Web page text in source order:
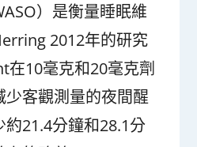
）是衡量睡眠維
2012年的研究
在10毫克和20毫克劑
客觀測量的夜間醒
21.4分鐘和28.1分